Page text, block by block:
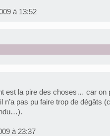
à 13:52
est la pire des choses… car on
n’a pas pu faire trop de dégâts
à 23:37